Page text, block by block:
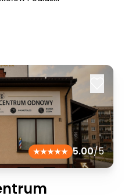
5.00/5